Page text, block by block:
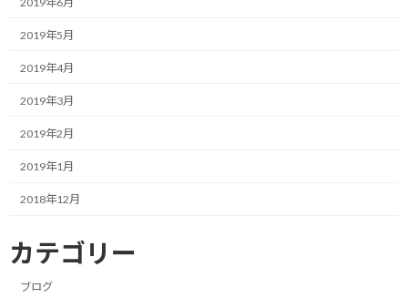
スーパーと言っても、ドラッグストアやレンタルビデオなど複合施
か？
凄い！
自分の貧困な発想からすると、雨の日は諦めて濡れるか、屋内の
ました。
ところが、ラン友さんとお話ししていて屋根のあるところを探し
2019年5月
2019年4月
2019年3月
2019年2月
2019年1月
2018年12月
カテゴリー
ブログ